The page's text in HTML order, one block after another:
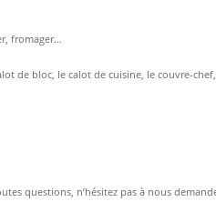
fromager…
de bloc, le calot de cuisine, le couvre-
questions, n’hésitez pas à nous